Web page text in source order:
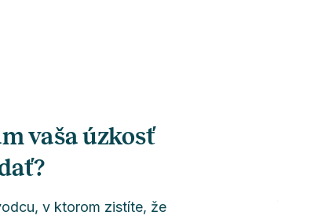
vaša úzkosť
v ktorom zistíte, že